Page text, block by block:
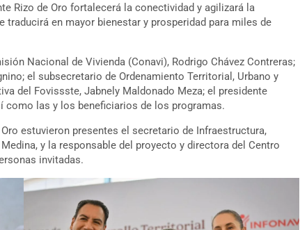
Rizo de Oro fortalecerá la conectividad y agilizará la
en mayor bienestar y prosperidad para miles de
Nacional de Vivienda (Conavi), Rodrigo Chávez Contreras;
el subsecretario de Ordenamiento Territorial, Urbano y
del Fovissste, Jabnely Maldonado Meza; el presidente
como las y los beneficiarios de los programas.
estuvieron presentes el secretario de Infraestructura,
y la responsable del proyecto y directora del Centro
invitadas.